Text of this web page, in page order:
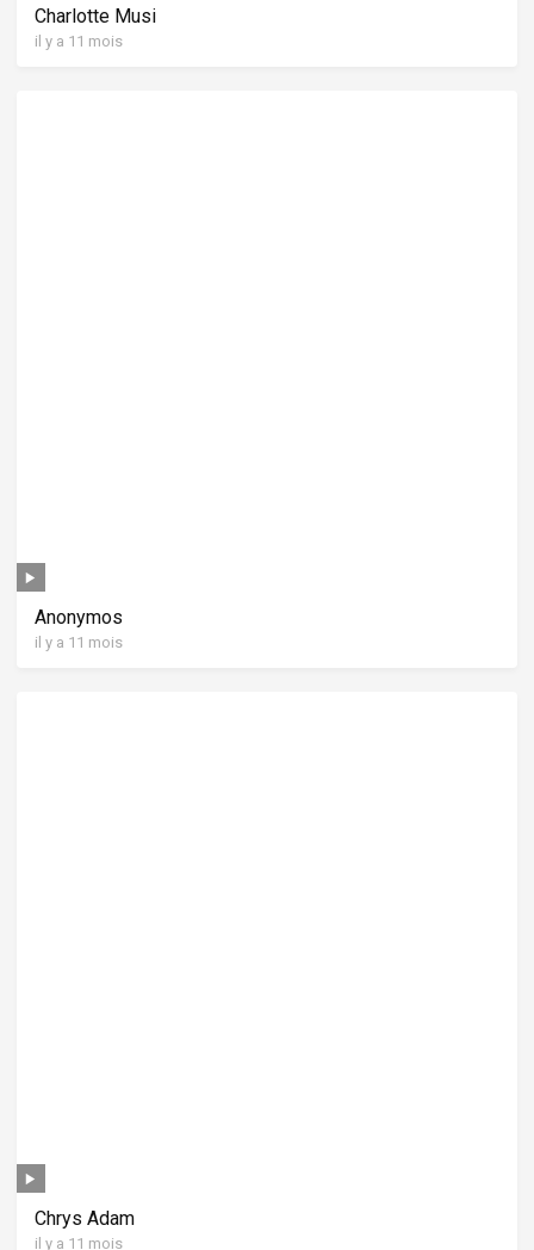
Charlotte Musi
il y a 11 mois
Anonymos
il y a 11 mois
Chrys Adam
il y a 11 mois